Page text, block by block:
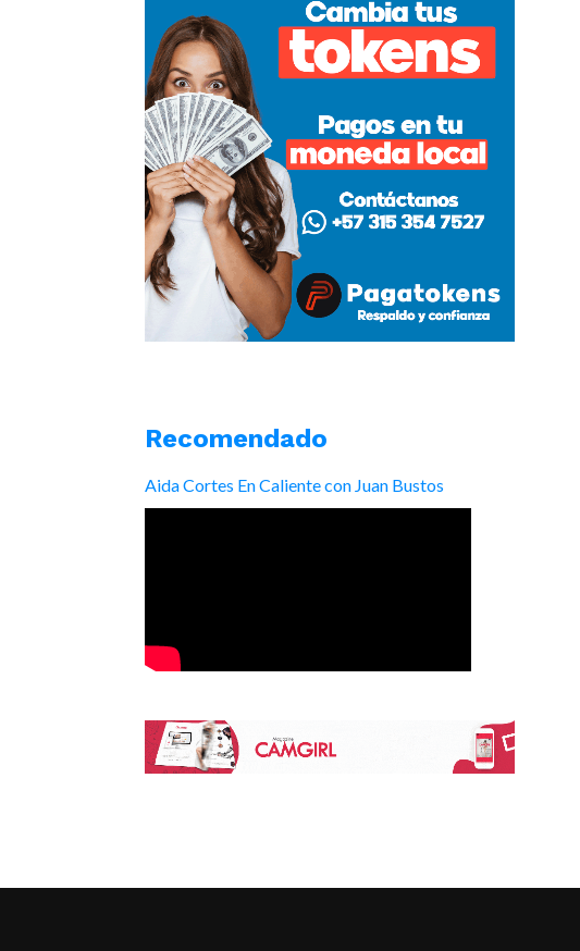
Recomendado
Aida Cortes En Caliente con Juan Bustos